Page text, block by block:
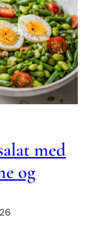
med
og